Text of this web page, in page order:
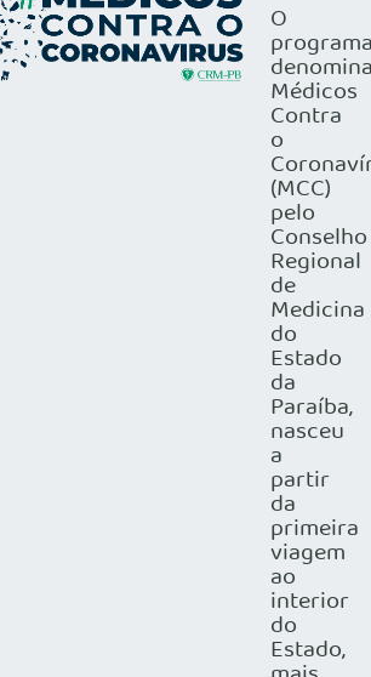
O
Médicos
Contra
o
(MCC)
pelo
Conselho
Regional
de
Medicina
do
Estado
da
Paraíba,
nasceu
a
partir
da
primeira
viagem
ao
interior
do
Estado,